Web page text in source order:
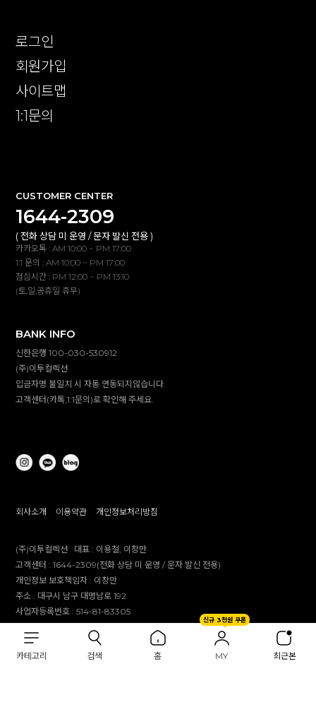
카테고리 검색 홈
신규 3천원 쿠폰
MY 최근본
로그인
회원가입
사이트맵
1:1문의
CUSTOMER CENTER
1644-2309
( 전화 상담 미 운영 / 문자 발신 전용 )
카카오톡 : AM 10:00 ~ PM 17:00
1:1 문의 : AM 10:00 ~ PM 17:00
점심시간 : PM 12:00 ~ PM 13:10
(토,일,공휴일 휴무)
BANK INFO
신한은행 100-030-530912
(주)이투컬렉션
입금자명 불일치 시 자동 연동되지않습니다.
고객센터(카톡,1:1문의)로 확인해 주세요.
회사소개 이용약관 개인정보처리방침
(주)이투컬렉션 대표 : 이용철, 이창만
고객센터 :1644-2309(전화 상담 미 운영 / 문자 발신 전용)
개인정보 보호책임자 : 이창만
주소 : 대구시 남구 대명남로 192
사업자등록번호 :514-81-83305
제안 문의 : e2co@dailylike.co.kr
대량 구매 문의 : e2sales@dailylike.co.kr